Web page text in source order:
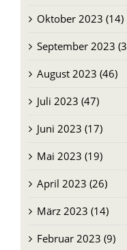
September 2023
August 2023 (46)
Juli 2023 (47)
Juni 2023 (17)
Mai 2023 (19)
April 2023 (26)
März 2023 (14)
Februar 2023 (9)
Januar 2023 (10)